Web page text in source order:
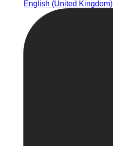
English (United Kingdom)